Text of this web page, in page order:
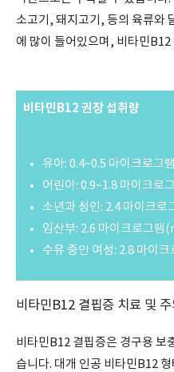
소고기, 돼지고기, 등의 육류와
에 많이 들어있으며, 비타민
비타민B12 권장 섭취량
유아: 0.4~0.5 마이크로그
어린이: 0.9~1.8 마이크로
소년과 성인: 2.4 마이크
임산부: 2.6 마이크로그램
수유 중인 여성: 2.8 마이
비타민B12 결핍증 치료 및 주
비타민B12 결핍증은 경구용 보
습니다. 대개 인공 비타민B12